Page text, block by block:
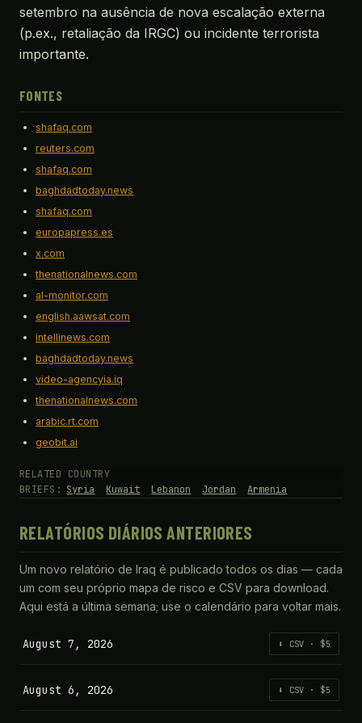
setembro na ausência de nova escalação externa
(p.ex., retaliação da IRGC) ou incidente terrorista
importante.
FONTES
shafaq.com
reuters.com
shafaq.com
baghdadtoday.news
shafaq.com
europapress.es
x.com
thenationalnews.com
al-monitor.com
english.aawsat.com
intellinews.com
baghdadtoday.news
video-agencyia.iq
thenationalnews.com
arabic.rt.com
geobit.ai
RELATED COUNTRY
BRIEFS: Syria Kuwait Lebanon Jordan Armenia
RELATÓRIOS DIÁRIOS ANTERIORES
Um novo relatório de Iraq é publicado todos os dias — cada
um com seu próprio mapa de risco e CSV para download.
Aqui está a última semana; use o calendário para voltar mais.
August 7, 2026 ⬇ CSV · $5
August 6, 2026 ⬇ CSV · $5